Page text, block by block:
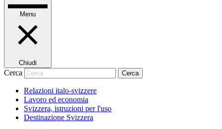
Menu
Chiudi
Cerca Cerca
Relazioni italo-svizzere
Lavoro ed economia
Svizzera, istruzioni per l'uso
Destinazione Svizzera